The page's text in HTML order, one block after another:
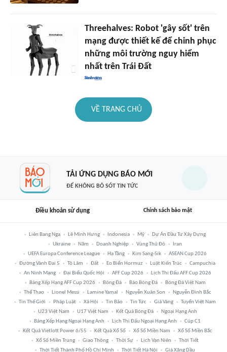
Threehalves: Robot 'gây sốt' trên
mạng được thiết kế để chinh phục
những môi trường nguy hiểm
nhất trên Trái Đất
VỀ TRANG CHỦ
TẢI ỨNG DỤNG BÁO MỚI
ĐỂ KHÔNG BỎ SÓT TIN TỨC
Điều khoản sử dụng Chính sách bảo mật
Liên Bang Nga Lê Minh Hưng Indonesia Mỹ
Dự Án Đầu Tư Xây Dựng
Ukraine
Năm Doanh Nghiệp Vùng Thủ Đô
Iran
UEFA Europa Conference League
Hạ Tầng Kim Sang-Sik
ASEAN Cup 2026
Đường Vành Đai 5
Tô Lâm Đất Eo Biển Hormuz Luật Kiến Trúc
Campuchia
An Ninh Mạng
Đại Biểu Quốc Hội AFF Cup 2026
Lịch Thi Đấu AFF Cup 2026
Bảng Xếp Hạng AFF Cup 2026
Bóng Đá Báo Bóng Đá
Bóng Đá Việt Nam
Thể Thao
Lionel Messi Lamine Yamal Nguyễn Xuân Son
Nguyễn Đình Bắc
Tin Thế Giới
Pháp Luật Xã Hội Tin Bão Tin Tức Giá Vàng
Tuyển Việt Nam
U23 Việt Nam
U17 Việt Nam Kết Quả Bóng Đá
Ngoại Hạng Anh
Bảng Xếp Hạng Ngoại Hạng Anh
Lịch Thi Đấu Ngoại Hạng Anh
Cúp C1
Kết Quả Vietlott Power 6/55
Kết Quả Xổ Số Xổ Số Miền Nam
Xổ Số Miền Bắc
Xổ Số Miền Trung
Giao Thông Thời Sự Lịch Vạn Niên
Thời Tiết
Thời Tiết Thành Phố Hồ Chí Minh
Thời Tiết Hà Nội Giá Xăng Dầu